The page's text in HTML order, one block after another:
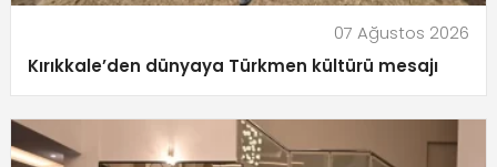
07 Ağustos 2026
Kırıkkale’den dünyaya Türkmen kültürü mesajı